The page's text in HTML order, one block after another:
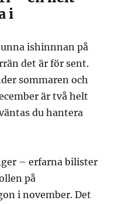
i
ishinnnan på
det är för sent.
sommaren och
är två helt
du hantera
– erfarna bilister
på
i november. Det